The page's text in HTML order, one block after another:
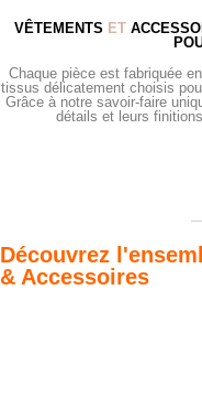
VÊTEMENTS ET
Chaque pièce est fabriquée
tissus délicatement choisis
Grâce à notre savoir-faire
détails et leurs
Découvrez
& Accessoires